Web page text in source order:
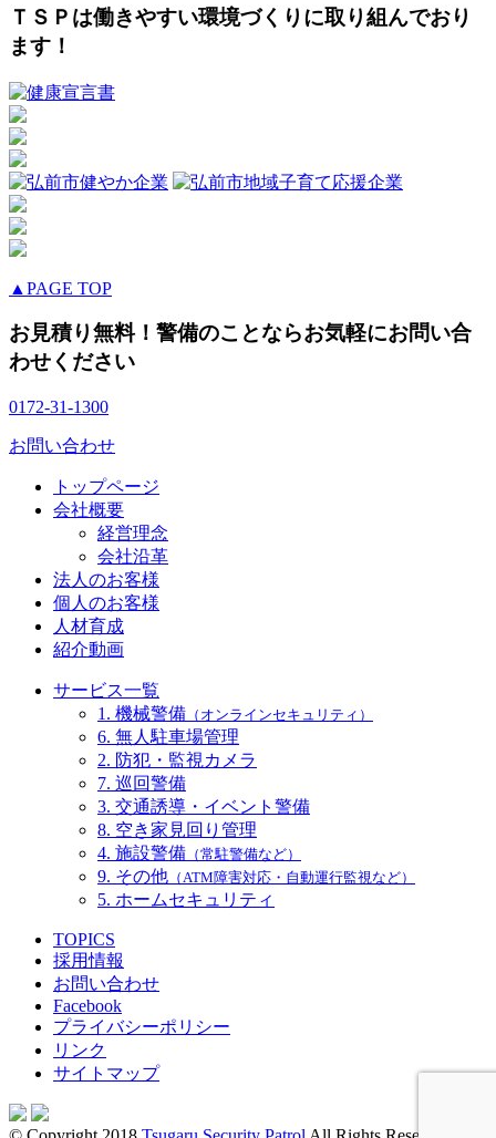
ＴＳＰは働きやすい環境づくりに取り組んでおり
ます！
▲PAGE TOP
お見積り無料！警備のことならお気軽にお問い合
わせください
0172-31-1300
お問い合わせ
トップページ
会社概要
経営理念
会社沿革
法人のお客様
個人のお客様
人材育成
紹介動画
サービス一覧
1. 機械警備 （オンラインセキュリティ）
6. 無人駐車場管理
2. 防犯・監視カメラ
7. 巡回警備
3. 交通誘導・イベント警備
8. 空き家見回り管理
4. 施設警備 （常駐警備など）
9. その他 （ATM障害対応・自動運行監視など）
5. ホームセキュリティ
TOPICS
採用情報
お問い合わせ
Facebook
プライバシーポリシー
リンク
サイトマップ